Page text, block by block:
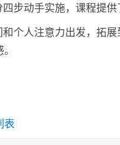
步动手实施，课程提供
个人注意力出发，拓
表